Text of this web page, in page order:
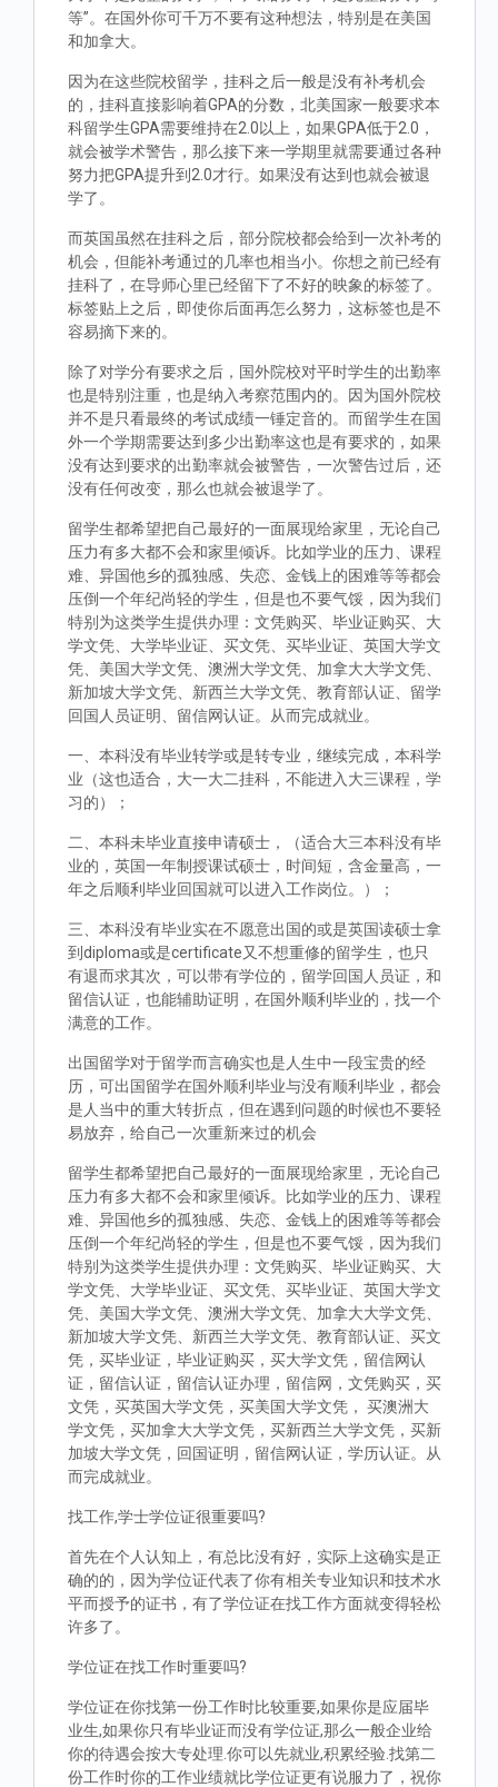
等”。在国外你可千万不要有这种想法，特别是在美国
和加拿大。
因为在这些院校留学，挂科之后一般是没有补考机会
的，挂科直接影响着GPA的分数，北美国家一般要求本
科留学生GPA需要维持在2.0以上，如果GPA低于2.0，
就会被学术警告，那么接下来一学期里就需要通过各种
努力把GPA提升到2.0才行。如果没有达到也就会被退
学了。
而英国虽然在挂科之后，部分院校都会给到一次补考的
机会，但能补考通过的几率也相当小。你想之前已经有
挂科了，在导师心里已经留下了不好的映象的标签了。
标签贴上之后，即使你后面再怎么努力，这标签也是不
容易摘下来的。
除了对学分有要求之后，国外院校对平时学生的出勤率
也是特别注重，也是纳入考察范围内的。因为国外院校
并不是只看最终的考试成绩一锤定音的。而留学生在国
外一个学期需要达到多少出勤率这也是有要求的，如果
没有达到要求的出勤率就会被警告，一次警告过后，还
没有任何改变，那么也就会被退学了。
留学生都希望把自己最好的一面展现给家里，无论自己
压力有多大都不会和家里倾诉。比如学业的压力、课程
难、异国他乡的孤独感、失恋、金钱上的困难等等都会
压倒一个年纪尚轻的学生，但是也不要气馁，因为我们
特别为这类学生提供办理：文凭购买、毕业证购买、大
学文凭、大学毕业证、买文凭、买毕业证、英国大学文
凭、美国大学文凭、澳洲大学文凭、加拿大大学文凭、
新加坡大学文凭、新西兰大学文凭、教育部认证、留学
回国人员证明、留信网认证。从而完成就业。
一、本科没有毕业转学或是转专业，继续完成，本科学
业（这也适合，大一大二挂科，不能进入大三课程，学
习的）；
二、本科未毕业直接申请硕士，（适合大三本科没有毕
业的，英国一年制授课试硕士，时间短，含金量高，一
年之后顺利毕业回国就可以进入工作岗位。）；
三、本科没有毕业实在不愿意出国的或是英国读硕士拿
到diploma或是certificate又不想重修的留学生，也只
有退而求其次，可以带有学位的，留学回国人员证，和
留信认证，也能辅助证明，在国外顺利毕业的，找一个
满意的工作。
出国留学对于留学而言确实也是人生中一段宝贵的经
历，可出国留学在国外顺利毕业与没有顺利毕业，都会
是人当中的重大转折点，但在遇到问题的时候也不要轻
易放弃，给自己一次重新来过的机会
留学生都希望把自己最好的一面展现给家里，无论自己
压力有多大都不会和家里倾诉。比如学业的压力、课程
难、异国他乡的孤独感、失恋、金钱上的困难等等都会
压倒一个年纪尚轻的学生，但是也不要气馁，因为我们
特别为这类学生提供办理：文凭购买、毕业证购买、大
学文凭、大学毕业证、买文凭、买毕业证、英国大学文
凭、美国大学文凭、澳洲大学文凭、加拿大大学文凭、
新加坡大学文凭、新西兰大学文凭、教育部认证、买文
凭，买毕业证，毕业证购买，买大学文凭，留信网认
证，留信认证，留信认证办理，留信网，文凭购买，买
文凭，买英国大学文凭，买美国大学文凭， 买澳洲大
学文凭，买加拿大大学文凭，买新西兰大学文凭，买新
加坡大学文凭，回国证明，留信网认证，学历认证。从
而完成就业。
找工作,学士学位证很重要吗?
首先在个人认知上，有总比没有好，实际上这确实是正
确的的，因为学位证代表了你有相关专业知识和技术水
平而授予的证书，有了学位证在找工作方面就变得轻松
许多了。
学位证在找工作时重要吗?
学位证在你找第一份工作时比较重要,如果你是应届毕
业生,如果你只有毕业证而没有学位证,那么一般企业给
你的待遇会按大专处理.你可以先就业,积累经验.找第二
份工作时你的工作业绩就比学位证更有说服力了，祝你